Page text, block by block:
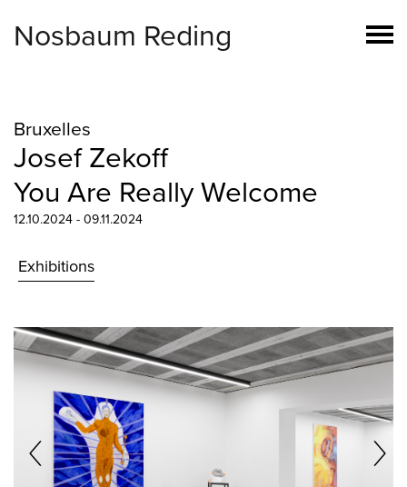
Nosbaum Reding
Bruxelles
Josef Zekoff
You Are Really Welcome
12.10.2024 - 09.11.2024
Exhibitions